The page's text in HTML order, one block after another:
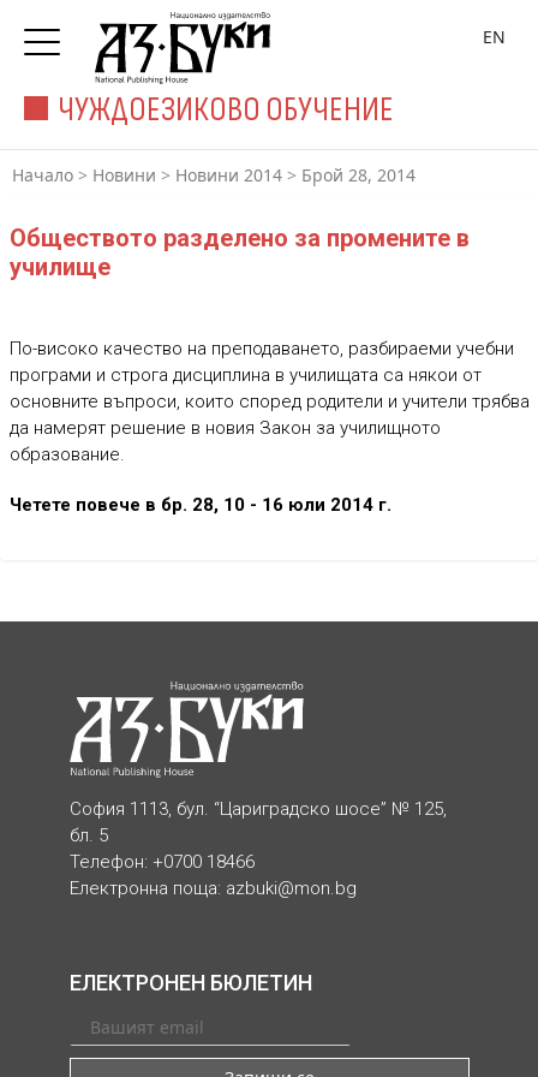
ЧУЖДОЕЗИКОВО ОБУЧЕНИЕ
EN
Начало > Новини > Новини 2014 > Брой 28, 2014
Обществото разделено за промените в
училище
По-високо качество на преподаването, разбираеми учебни
програми и строга дисциплина в училищата са някои от
основните въпроси, които според родители и учители трябва
да намерят решение в новия Закон за училищното
образование.
Четете повече в бр. 28, 10 - 16 юли 2014 г.
София 1113, бул. “Цариградско шосе” № 125,
бл. 5
Телефон: +0700 18466
Електронна поща: azbuki@mon.bg
ЕЛЕКТРОНЕН БЮЛЕТИН